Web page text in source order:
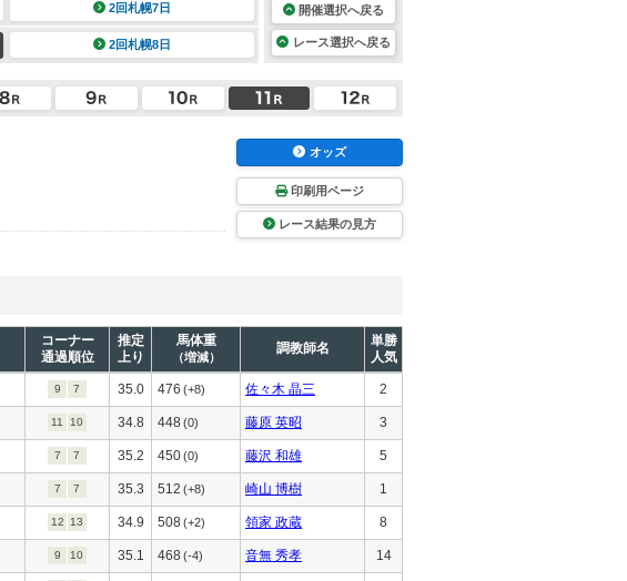
2回札幌7日
2回札幌8日
開催選択へ戻る
レース選択へ戻る
オッズ
印刷用ページ
レース結果の見方
コーナー
通過順位
推定
上り
馬体重
（増減）
調教師名
単勝
人気
9 7 35.0 476 (+8) 佐々木 晶三 2
11 10 34.8 448 (0) 藤原 英昭 3
7 7 35.2 450(0) 藤沢 和雄 5
7 7 35.3 512 (+8) 崎山 博樹 1
12 13 34.9 508(+2) 領家 政蔵 8
9 10 35.1 468 (-4) 音無 秀孝 14